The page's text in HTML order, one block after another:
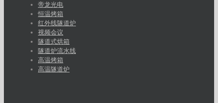
帝龙光电
恒温烤箱
红外线隧道炉
视频会议
隧道式烘箱
隧道炉流水线
高温烤箱
高温隧道炉